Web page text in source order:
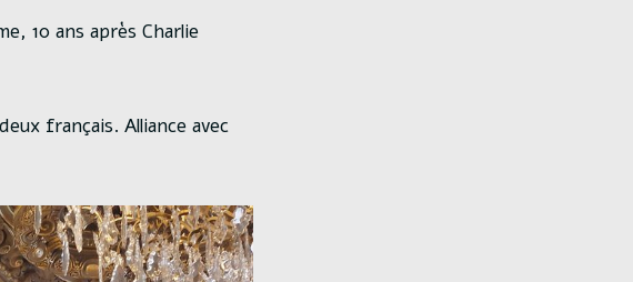
10 ans après Charlie
français. Alliance avec